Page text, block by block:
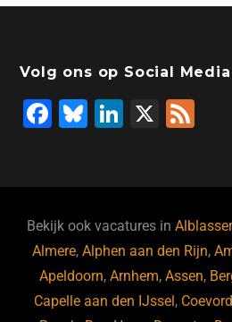
Volg ons op Social Media
F
b
o
o
k
Bl
ky
Li
dI
n
X
Bekijk ook vacatures in
Almere,Alphen aan den Rijn,
Apeldoorn,Arnhem,Assen,
Capelle aan den IJssel,